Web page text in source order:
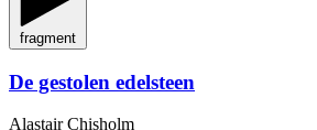
fragment
De gestolen edelsteen
Alastair Chisholm